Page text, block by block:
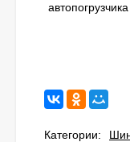
Категории: